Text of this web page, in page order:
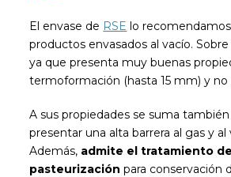
El envase de RSE lo
productos envasados al vacío.
ya que presenta muy buenas
termoformación (hasta 15 mm) y
A sus propiedades se suma
presentar una alta barrera al gas y al
Además, admite el tratamiento de
pasteurización para conservación